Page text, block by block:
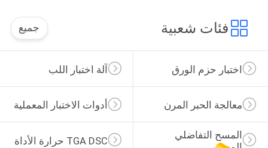
فئات شعبية جميع
آلة اختبار اللب اختبار حزم الورق
أدوات الاختبار المعملية معالجة الحبر المرن
TGA DSC حرارة الأداة
المسح التفاضلي